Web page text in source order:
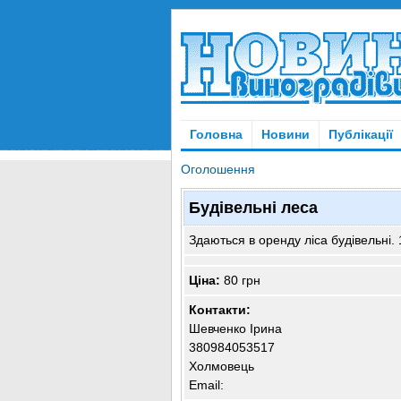
Головна Новини Публікації
Оголошення
Будівельні леса
Здаються в оренду ліса
Ціна: 80 грн
Контакти:
Шевченко Ірина
380984053517
Холмовець
Email: